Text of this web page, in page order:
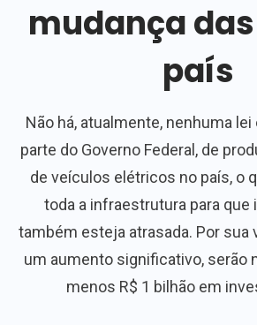
mudança
país
Não há, atualmente, nenhuma
parte do Governo Federal, de
de veículos elétricos no país, o
toda a infraestrutura para que
também esteja atrasada. Por sua
um aumento significativo, serão
menos R$ 1 bilhão em